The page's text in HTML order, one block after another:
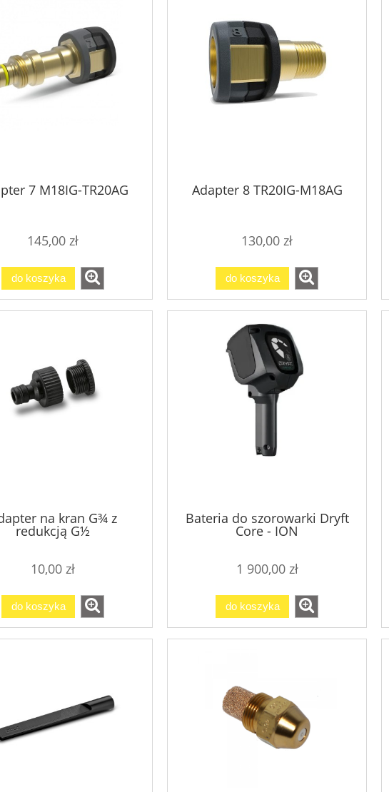
393,00 zł Cena regularna:113,50 zł
7 M18IG-TR20AG
145,00 zł
do koszyka
Adapter 8 TR20IG-M18AG
130,00 zł
do koszyka
na kran G¾ z
redukcją G½
10,00 zł
do koszyka
Bateria do szorowarki Dryft
Core - ION
1 900,00 zł
do koszyka